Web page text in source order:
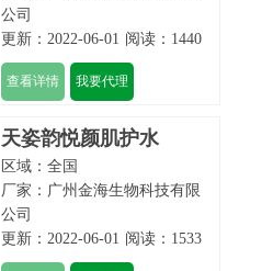
公司
更新：2022-06-01 阅读：1440
查看详情 我要代理
天姿韵悦颜肌护水
区域：全国
厂家： 广州金海生物科技有限
公司
更新：2022-06-01 阅读：1533